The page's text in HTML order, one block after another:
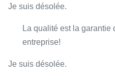
Je suis désolée.
La qualité est la
entreprise!
Je suis désolée.